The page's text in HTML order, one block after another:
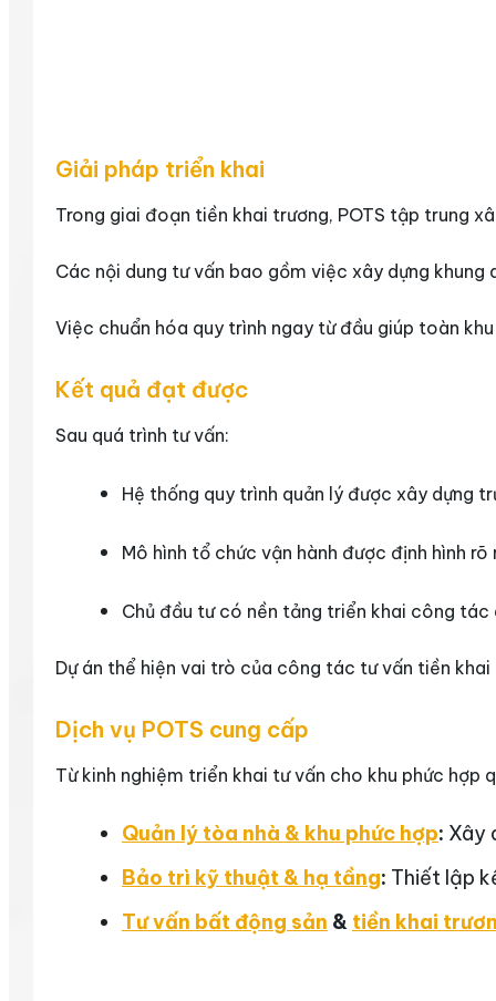
Giải pháp triển khai
Trong giai đoạn tiền khai trương, POTS tập trung
Các nội dung tư vấn bao gồm việc xây dựng
Việc chuẩn hóa quy trình ngay từ đầu giúp toàn
Kết quả đạt được
Sau quá trình tư vấn:
Hệ thống quy trình quản lý được xây dựng
Mô hình tổ chức vận hành được định hình
Chủ đầu tư có nền tảng triển khai công
Dự án thể hiện vai trò của công tác tư vấn tiền
Dịch vụ POTS cung cấp
Từ kinh nghiệm triển khai tư vấn cho khu phức hợp
Quản lý tòa nhà & khu phức hợp: Xây
Bảo trì kỹ thuật & hạ tầng: Thiết lập
Tư vấn bất động sản & tiền khai